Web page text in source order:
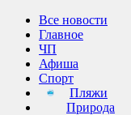
Все новости
Главное
ЧП
Афиша
Спорт
Пляжи
Природа